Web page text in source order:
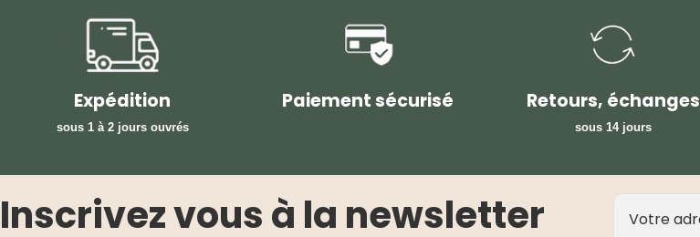
Expédition
sous 1 à 2 jours ouvrés
Paiement sécurisé Retours, échanges
sous 14 jours
Inscrivez vous à la newsletter